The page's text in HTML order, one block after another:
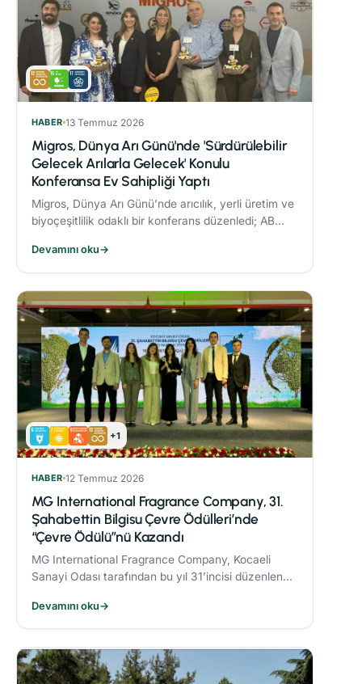
HABER 13 Temmuz 2026
Migros, Dünya Arı Günü'nde 'Sürdürülebilir
Gelecek Arılarla Gelecek' Konulu
Konferansa Ev Sahipliği Yaptı
Migros, Dünya Arı Günü’nde arıcılık, yerli üretim ve
biyoçeşitlilik odaklı bir konferans düzenledi; AB
çevre dostu üretim konuları ele alındı.
Devamını oku→
+1
HABER 12 Temmuz 2026
MG International Fragrance Company, 31.
Şahabettin Bilgisu Çevre Ödülleri’nde
“Çevre Ödülü”nü Kazandı
MG International Fragrance Company, Kocaeli
Sanayi Odası tarafından bu yıl 31’incisi düzenlenen
büyük ölçekli işletme kategorisinde "Çevre
Ödülü"nün sahibi oldu.
Devamını oku→